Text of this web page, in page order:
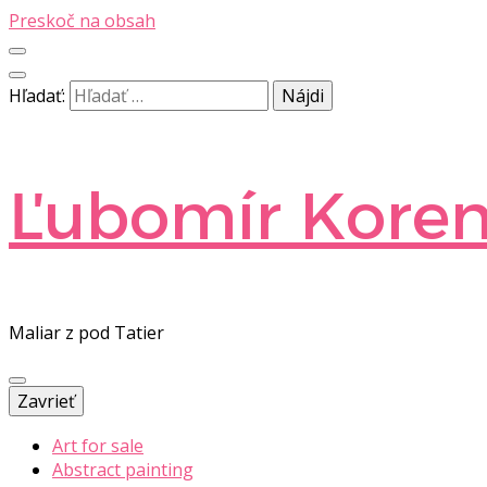
Preskoč na obsah
Hľadať:
Ľubomír
Maliar z pod Tatier
Zavrieť
Art for sale
Abstract painting